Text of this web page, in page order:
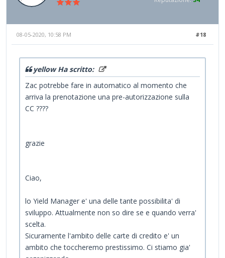
#18
08-05-2020, 10:58 PM
yellow Ha scritto:
Zac potrebbe fare in automatico al momento che
arriva la prenotazione una pre-autorizzazione sulla
CC ????
grazie
Ciao,
lo Yield Manager e' una delle tante possibilita' di
sviluppo. Attualmente non so dire se e quando verra'
scelta.
Sicuramente l'ambito delle carte di credito e' un
ambito che toccheremo prestissimo. Ci stiamo gia'